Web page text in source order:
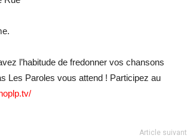
l’habitude de fredonner vos chansons
Les Paroles vous attend ! Participez au
Article suivant